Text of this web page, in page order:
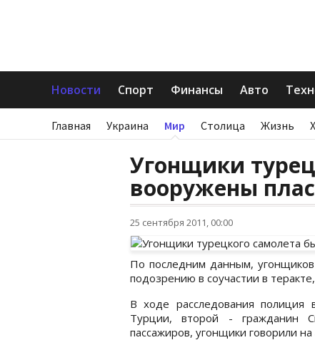
Новости Спорт Финансы Авто
Главная Украина Мир Столица Жизнь
Угонщики
вооружены
25 сентября 2011, 00:00
По последним данным,
подозрению в соучастии в
В ходе расследования полиция
Турции, второй - гражданин
пассажиров, угонщики говорили